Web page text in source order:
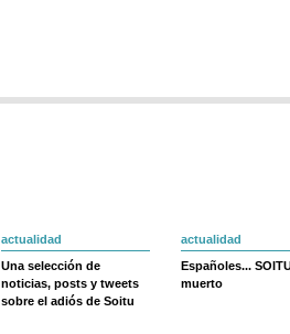
actualidad
Una selección de
noticias, posts y tweets
sobre el adiós de Soitu
actualidad
Españoles...
muerto